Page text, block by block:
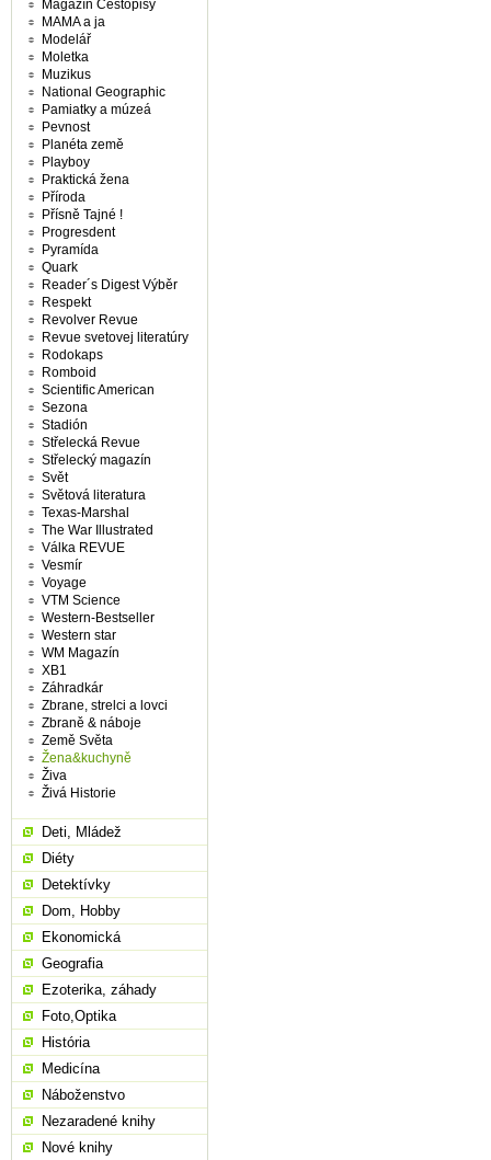
Magazín Cestopisy
MAMA a ja
Modelář
Moletka
Muzikus
National Geographic
Pamiatky a múzeá
Pevnost
Planéta země
Playboy
Praktická žena
Příroda
Přísně Tajné !
Progresdent
Pyramída
Quark
Reader´s Digest Výběr
Respekt
Revolver Revue
Revue svetovej literatúry
Rodokaps
Romboid
Scientific American
Sezona
Stadión
Střelecká Revue
Střelecký magazín
Svět
Světová literatura
Texas-Marshal
The War Illustrated
Válka REVUE
Vesmír
Voyage
VTM Science
Western-Bestseller
Western star
WM Magazín
XB1
Záhradkár
Zbrane, strelci a lovci
Zbraně & náboje
Země Světa
Žena&kuchyně
Živa
Živá Historie
Deti, Mládež
Diéty
Detektívky
Dom, Hobby
Ekonomická
Geografia
Ezoterika, záhady
Foto,Optika
História
Medicína
Náboženstvo
Nezaradené knihy
Nové knihy